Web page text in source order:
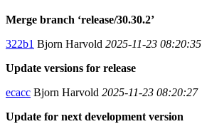
Merge branch ‘release/30.30.2’
322b1 Bjorn Harvold 2025-11-23 08:20:35
Update versions for release
ecacc Bjorn Harvold 2025-11-23 08:20:27
Update for next development version